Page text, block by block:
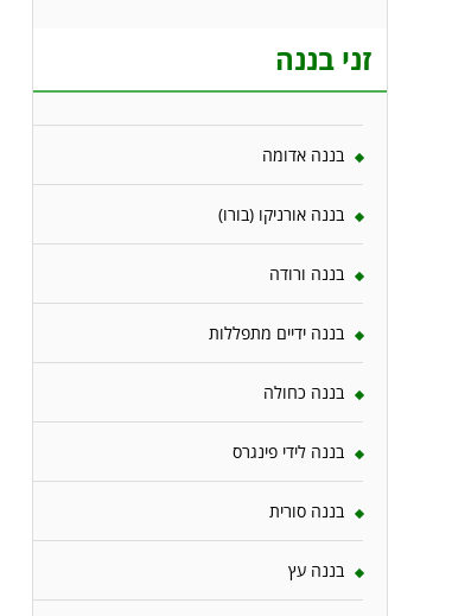
זני בננה
בננה אדומה
בננה אורניקו (בורו)
בננה ורודה
בננה ידיים מתפללות
בננה כחולה
בננה לידי פינגרס
בננה סורית
בננה עץ